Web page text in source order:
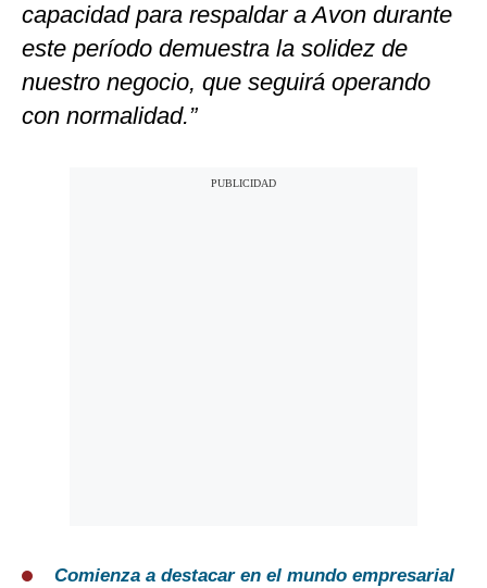
capacidad para respaldar a Avon durante
este período demuestra la solidez de
nuestro negocio, que seguirá operando
con normalidad.”
Comienza a destacar en el mundo empresarial